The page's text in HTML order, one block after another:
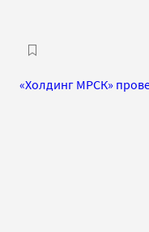
«Холдинг МРСК»